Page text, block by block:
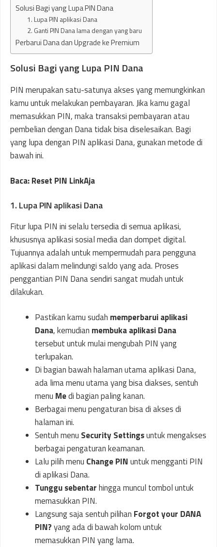
Solusi Bagi yang Lupa PIN Dana
1. Lupa PIN aplikasi Dana
2. Ganti PIN Dana lama dengan yang baru
Perbarui Dana dan Upgrade ke Premium
Solusi Bagi yang Lupa PIN Dana
PIN merupakan satu-satunya akses yang memungkinkan
kamu untuk melakukan pembayaran. Jika kamu gagal
memasukkan PIN, maka transaksi pembayaran atau
pembelian dengan Dana tidak bisa diselesaikan. Bagi
yang lupa dengan PIN aplikasi Dana, gunakan metode di
bawah ini.
Baca: Reset PIN LinkAja
1. Lupa PIN aplikasi Dana
Fitur lupa PIN ini selalu tersedia di semua aplikasi,
khususnya aplikasi sosial media dan dompet digital.
Tujuannya adalah untuk mempermudah para pengguna
aplikasi dalam melindungi saldo yang ada. Proses
penggantian PIN Dana sendiri sangat mudah untuk
dilakukan.
Pastikan kamu sudah memperbarui aplikasi
Dana, kemudian membuka aplikasi Dana
tersebut untuk mulai mengubah PIN yang
terlupakan.
Di bagian bawah halaman utama aplikasi Dana,
ada lima menu utama yang bisa diakses, sentuh
menu Medi bagian paling kanan.
Berbagai menu pengaturan bisa di akses di
halaman ini.
Sentuh menu Security Settingsuntuk mengakses
berbagai pengaturan keamanan.
Lalu pilih menu Change PINuntuk mengganti PIN
di aplikasi Dana.
Tunggu sebentarhingga muncul tombol untuk
memasukkan PIN.
Langsung saja sentuh pilihan Forgot your DANA
PIN?yang ada di bawah kolom untuk
memasukkan PIN yang lama.